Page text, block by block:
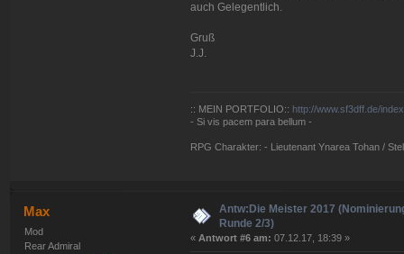
auch Gelegentlich.
Gruß
J.J.
:: MEIN PORTFOLIO:: http://www.sf3dff.de/
- Si vis pacem para bellum -
RPG Charakter: - Lieutenant Ynarea Tohan /
Max
Mod
Rear Admiral
Antw:Die Meister 2017
Runde 2/3)
« Antwort #6 am: 07.12.17, 18:39 »